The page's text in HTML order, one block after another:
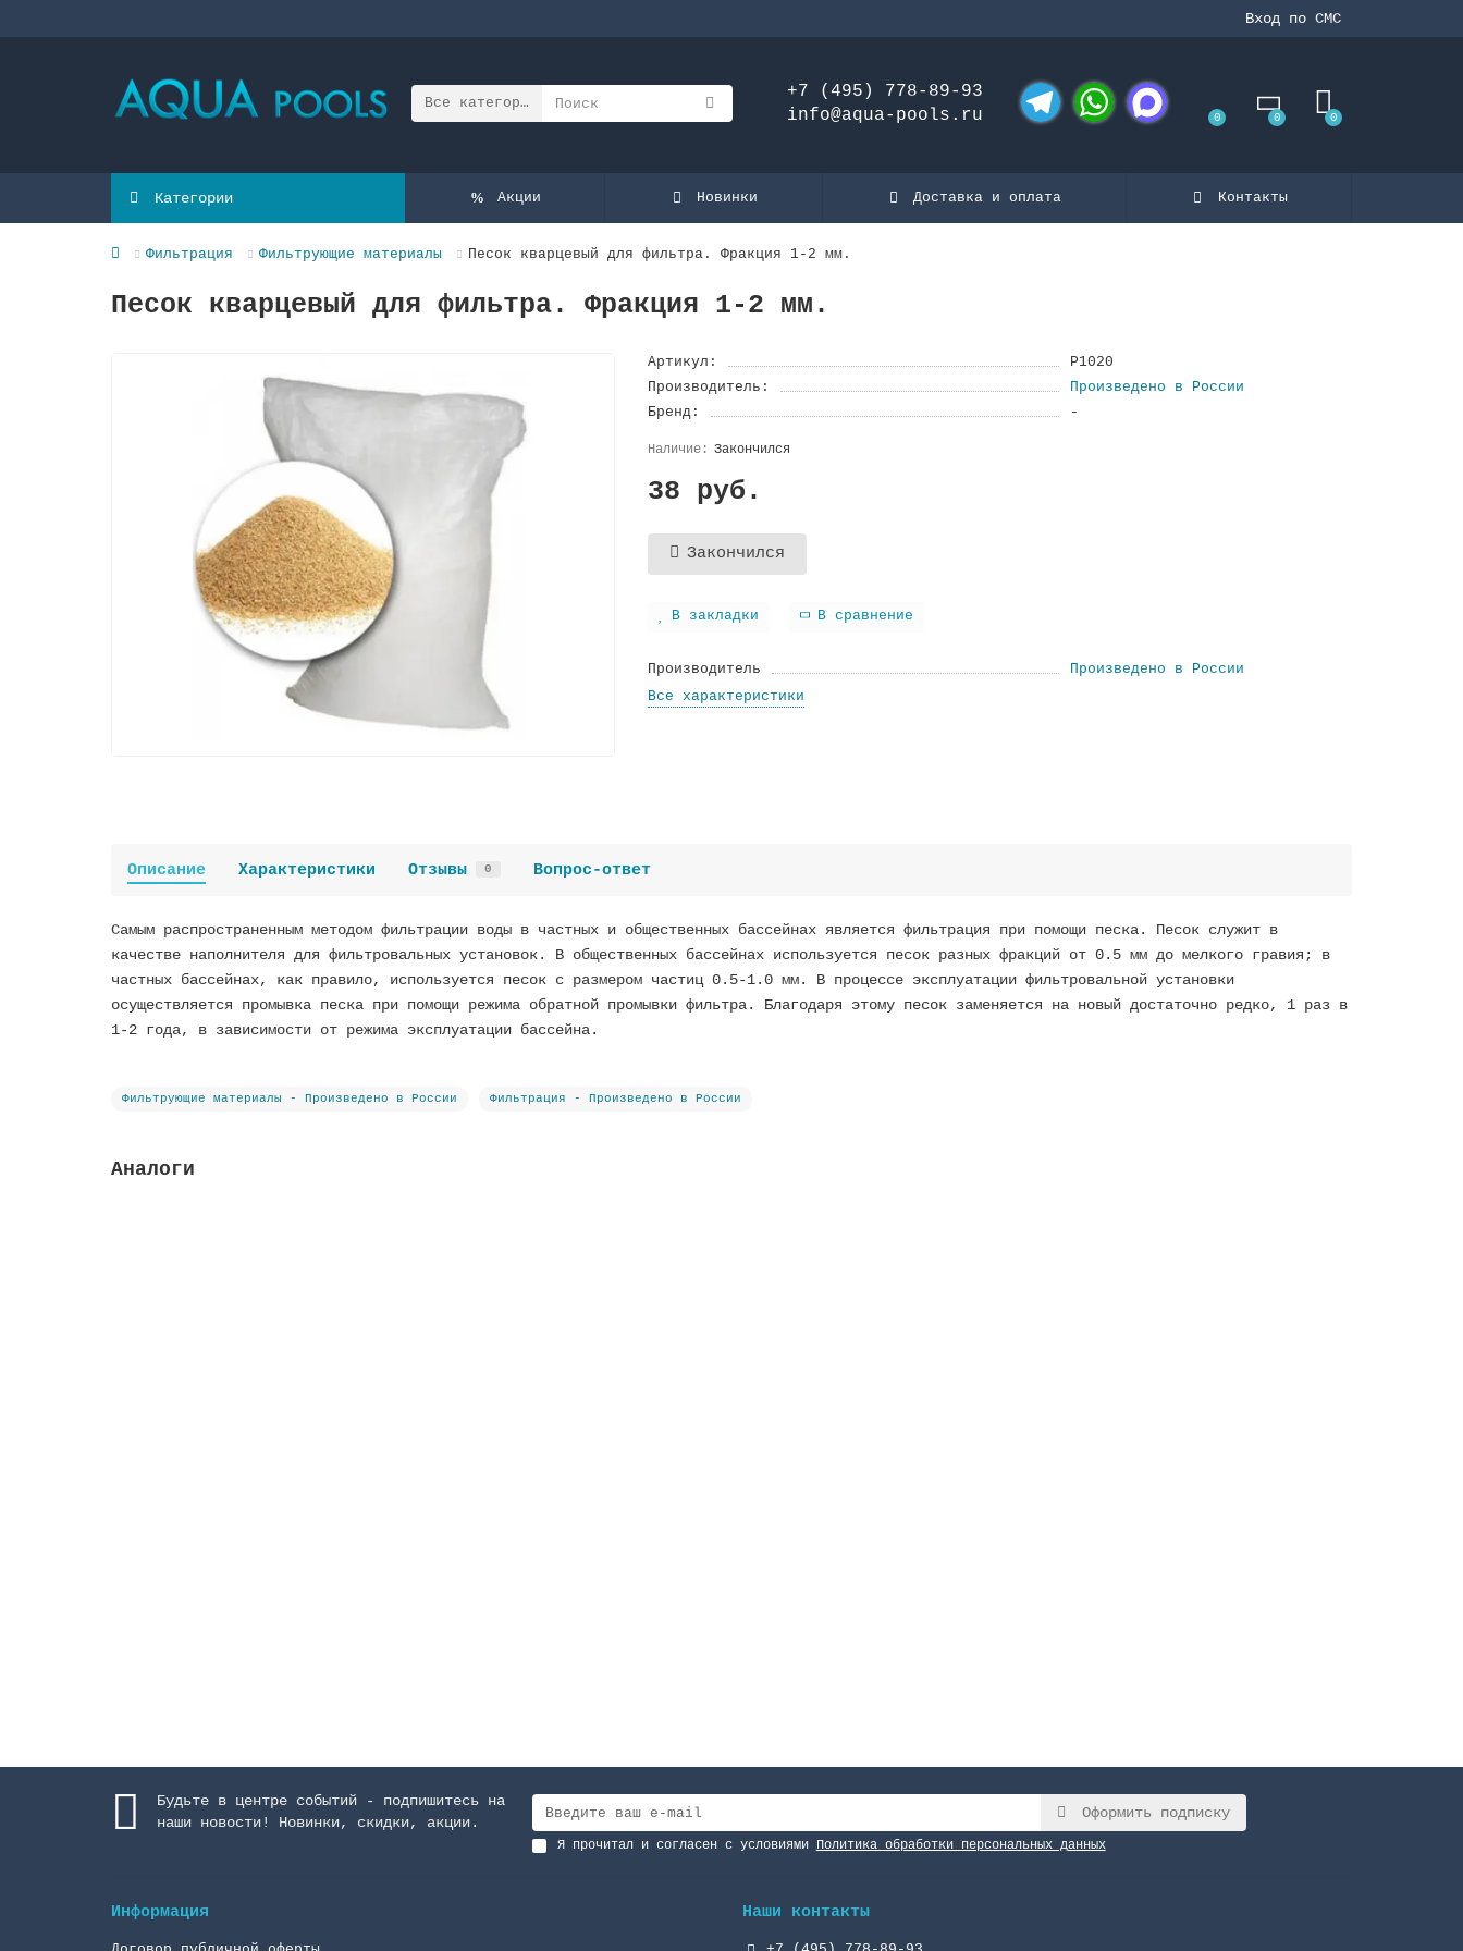
Вход по СМС
Все категории
+7 (495) 778-89-93
info@aqua-pools.ru
0 0 0
Категории Акции Новинки Доставка и оплата Контакты
Фильтрация Фильтрующие материалы Песок кварцевый для фильтра. Фракция 1-2 мм.
Песок кварцевый для фильтра. Фракция 1-2 мм.
Артикул:
P1020
Производитель:
Произведено в России
Бренд:
-
Закончился
38 руб.
Закончился
В закладки В сравнение
Производитель
Произведено в России
Все характеристики
Описание Характеристики Отзывы 0 Вопрос-ответ
Самым распространенным методом фильтрации воды в частных и общественных бассейнах является фильтрация при помощи песка. Песок служит в
качестве наполнителя для фильтровальных установок. В общественных бассейнах используется песок разных фракций от 0.5 мм до мелкого гравия; в
частных бассейнах, как правило, используется песок с размером частиц 0.5-1.0 мм. В процессе эксплуатации фильтровальной установки
осуществляется промывка песка при помощи режима обратной промывки фильтра. Благодаря этому песок заменяется на новый достаточно редко, 1 раз в
1-2 года, в зависимости от режима эксплуатации бассейна.
Фильтрующие материалы - Произведено в России Фильтрация - Произведено в России
Аналоги
Будьте в центре событий - подпишитесь на
наши новости! Новинки, скидки, акции.
Оформить подписку
Я прочитал и согласен с условиями Политика обработки персональных данных
Информация Наши контакты